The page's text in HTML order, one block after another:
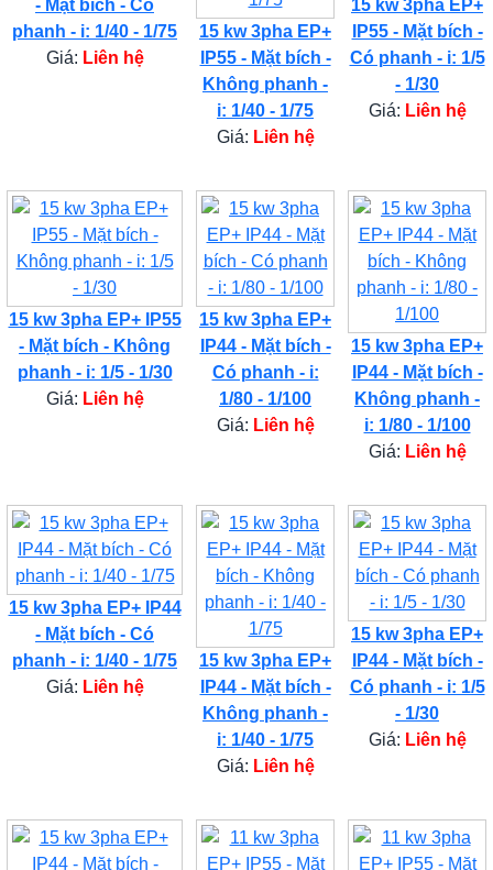
- Mặt bích - Có
phanh - i: 1/40 - 1/75
Giá: Liên hệ
15 kw 3pha EP+
IP55 - Mặt bích -
Không phanh -
i: 1/40 - 1/75
Giá: Liên hệ
15 kw 3pha EP+
IP55 - Mặt bích -
Có phanh - i: 1/5
- 1/30
Giá: Liên hệ
15 kw 3pha EP+ IP55
- Mặt bích - Không
phanh - i: 1/5 - 1/30
Giá: Liên hệ
15 kw 3pha EP+
IP44 - Mặt bích -
Có phanh - i:
1/80 - 1/100
Giá: Liên hệ
15 kw 3pha EP+
IP44 - Mặt bích -
Không phanh -
i: 1/80 - 1/100
Giá: Liên hệ
15 kw 3pha EP+ IP44
- Mặt bích - Có
phanh - i: 1/40 - 1/75
Giá: Liên hệ
15 kw 3pha EP+
IP44 - Mặt bích -
Không phanh -
i: 1/40 - 1/75
Giá: Liên hệ
15 kw 3pha EP+
IP44 - Mặt bích -
Có phanh - i: 1/5
- 1/30
Giá: Liên hệ